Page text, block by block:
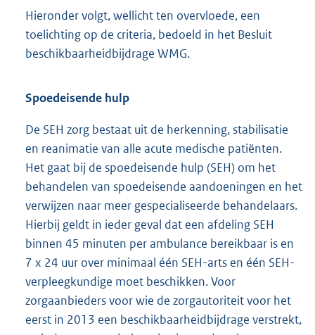
Hieronder volgt, wellicht ten overvloede, een
toelichting op de criteria, bedoeld in het Besluit
beschikbaarheidbijdrage WMG.
Spoedeisende hulp
De SEH zorg bestaat uit de herkenning, stabilisatie
en reanimatie van alle acute medische patiënten.
Het gaat bij de spoedeisende hulp (SEH) om het
behandelen van spoedeisende aandoeningen en het
verwijzen naar meer gespecialiseerde behandelaars.
Hierbij geldt in ieder geval dat een afdeling SEH
binnen 45 minuten per ambulance bereikbaar is en
7 x 24 uur over minimaal één SEH-arts en één SEH-
verpleegkundige moet beschikken. Voor
zorgaanbieders voor wie de zorgautoriteit voor het
eerst in 2013 een beschikbaarheidbijdrage verstrekt,